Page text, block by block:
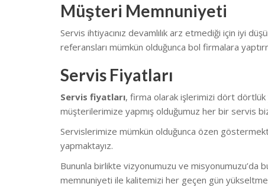
Müşteri Memnuniyeti
Servis ihtiyacınız devamlılık arz etmediği için iyi
referansları mümkün olduğunca bol firmalara
Servis Fiyatları
Servis fiyatları, firma olarak işlerimizi dört
müşterilerimize yapmış olduğumuz her bir servis
Servislerimize mümkün olduğunca özen
yapmaktayız.
Bununla birlikte vizyonumuzu ve misyonumuzu’da
memnuniyeti ile kalitemizi her geçen gün